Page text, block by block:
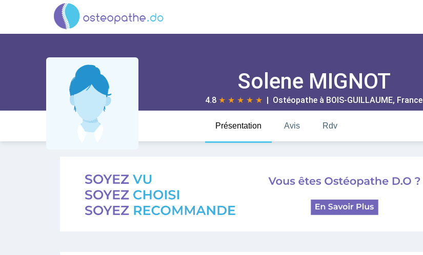
Solene MIGNOT
4.8 ★ ★ ★ ★ ★ | Ostéopathe à BOIS-GUILLAUME, France
Présentation Avis Rdv